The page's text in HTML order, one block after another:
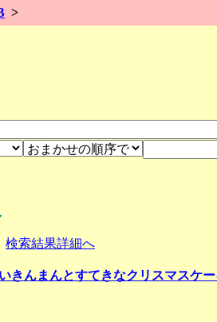
検索結果詳細へ
きんまんとすてきなクリスマスケー